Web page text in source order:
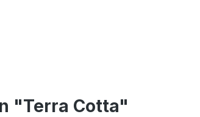
"Terra Cotta"